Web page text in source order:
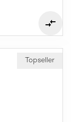
Topseller